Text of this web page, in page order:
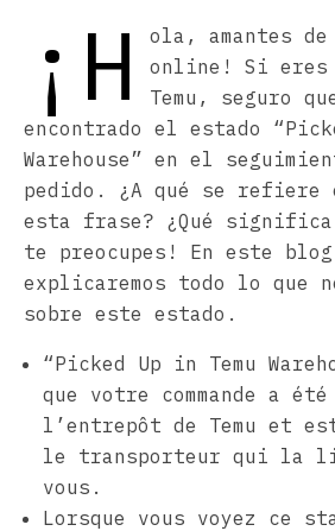
¡H
ola, amantes de
online! Si eres
Temu, seguro
encontrado el estado
Warehouse” en el
pedido. ¿A qué se refiere
esta frase? ¿Qué
te preocupes! En este
explicaremos todo lo que
sobre este estado.
“Picked Up in Temu
que votre commande a
l’entrepôt de Temu et
le transporteur qui la
vous.
Lorsque vous voyez ce